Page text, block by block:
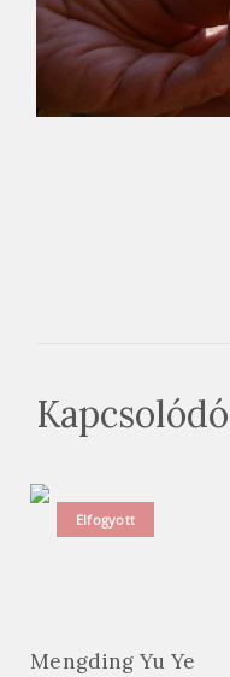
Elfogyott
Mengding Yu Ye